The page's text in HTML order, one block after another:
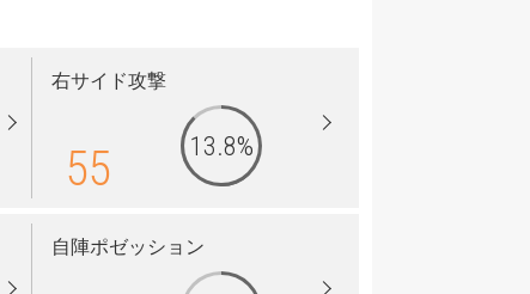
右サイド攻撃
55 13.8%
自陣ポゼッション